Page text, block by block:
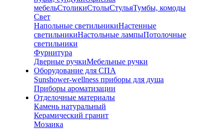
мебельСтоликиСтолыСтульяТумбы, комоды
Свет
Напольные светильникиНастенные
светильникиНастольные лампыПотолочные
светильники
Фурнитура
Дверные ручкиМебельные ручки
Оборудование для СПА
Sunshower-wellness приборы для душа
Приборы ароматизации
Отделочные материалы
Камень натуральный
Керамический гранит
Мозаика